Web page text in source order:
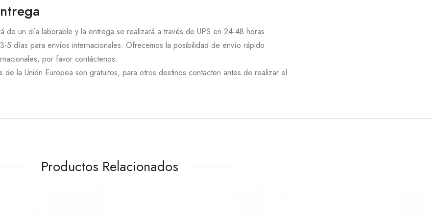
de un día laborable y la entrega se realizará a través de UPS en 24-48 horas
5 días para envíos internacionales. Ofrecemos la posibilidad de envío rápido
por favor contáctenos.
la Unión Europea son gratuitos, para otros destinos contacten antes de realizar el
Productos Relacionados